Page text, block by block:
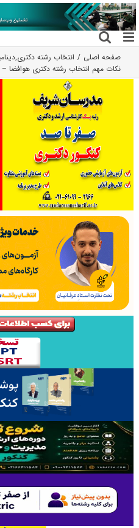
رفتن
به
محتوا
صفحه اصلی انتخاب رشته دکتری,
نکات مهم انتخاب رشته دکتری هوافضا –